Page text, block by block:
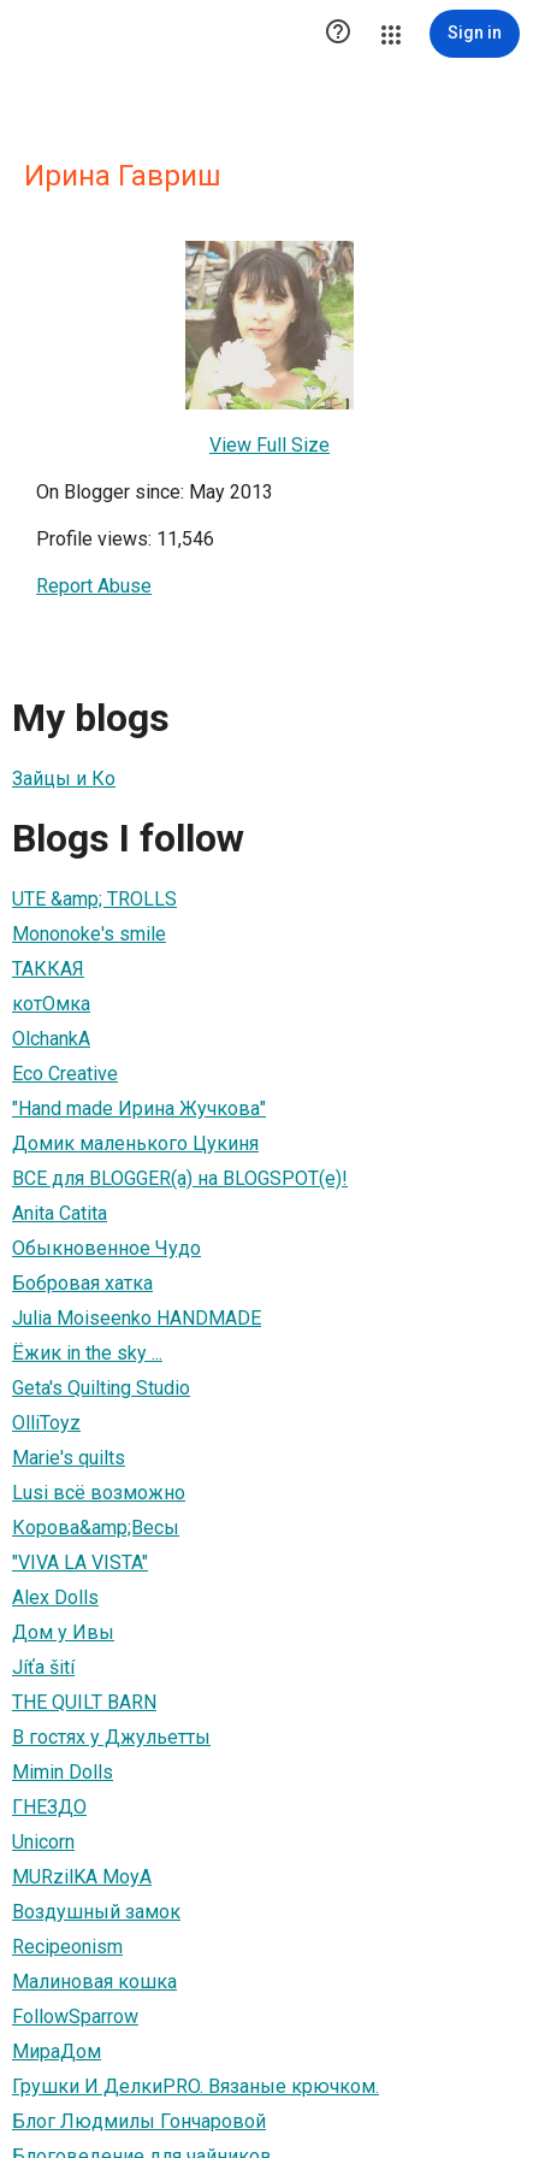
 Sign in
Ирина Гавриш
View Full Size
On Blogger since: May 2013
Profile views: 11,546
Report Abuse
My blogs
Зайцы и Ко
Blogs I follow
UTE &amp; TROLLS
Mononoke's smile
ТАККАЯ
котОмка
OlchankA
Eco Creative
"Hand made Ирина Жучкова"
Домик маленького Цукиня
ВСЕ для BLOGGER(а) на BLOGSPOT(e)!
Anita Catita
Обыкновенное Чудо
Бобровая хатка
Julia Moiseenko HANDMADE
Ёжик in the sky ...
Geta's Quilting Studio
OlliToyz
Marie's quilts
Lusi всё возможно
Корова&amp;Весы
"VIVA LA VISTA"
Alex Dolls
Дом у Ивы
Jíťa šití
THE QUILT BARN
В гостях у Джульетты
Mimin Dolls
ГНЕЗДО
Unicorn
MURzilKA MoyA
Воздушный замок
Recipeonism
Малиновая кошка
FollowSparrow
МираДом
Грушки И ДелкиPRO. Вязаные крючком.
Блог Людмилы Гончаровой